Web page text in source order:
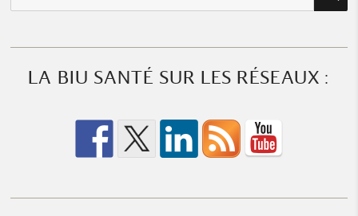
m
n
e
LA BIU SANTÉ SUR LES RÉSEAUX :